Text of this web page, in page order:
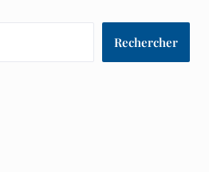
Rechercher